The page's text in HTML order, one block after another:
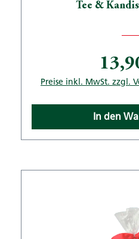
Tee &
Preise inkl. MwSt. zzgl.
In den